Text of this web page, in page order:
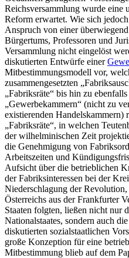
Reichsversammlung wurde eine
Reform erwartet. Wie sich
Anspruch von einer
Bürgertums, Professoren und
Versammlung nicht eingelöst
diskutierten Entwürfe einer
Mitbestimmungsmodell vor,
zusammengesetzten
„Fabriksräte“ bis hin zu
„Gewerbekammern“ (nicht zu
existierenden Handelskammern)
„Fabriksräte“, in welchen
der wilhelminischen Zeit
die Genehmigung von
Arbeitszeiten und
Aufsicht über die betrieblichen
der Fabriksinteressen bei der
Niederschlagung der
Österreichs aus der Frankfurter
Staaten folgten, ließen nicht nur
Nationalstaates, sondern auch
diskutierten sozialstaatlichen
große Konzeption für eine
Mitbestimmung blieb auf dem